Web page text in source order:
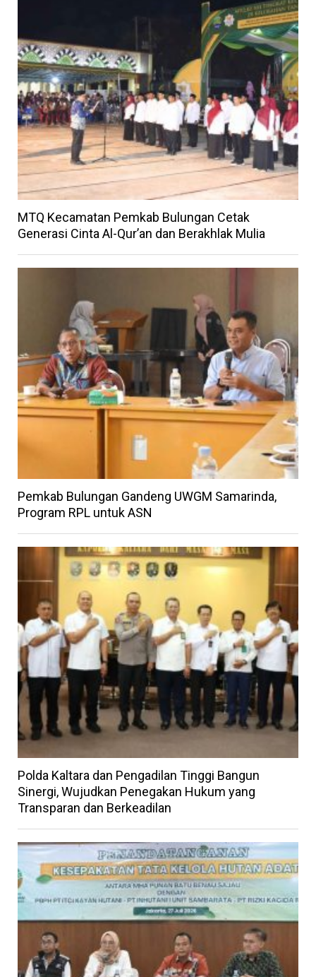
MTQ Kecamatan Pemkab Bulungan Cetak
Generasi Cinta Al-Qur’an dan Berakhlak Mulia
Pemkab Bulungan Gandeng UWGM Samarinda,
Program RPL untuk ASN
Polda Kaltara dan Pengadilan Tinggi Bangun
Sinergi, Wujudkan Penegakan Hukum yang
Transparan dan Berkeadilan